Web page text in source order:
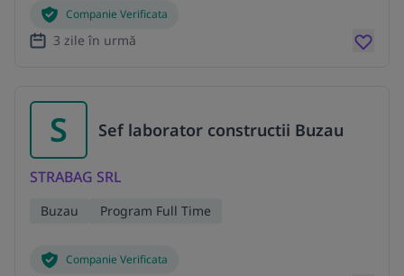
Companie Verificata
3 zile în urmă
S Sef laborator constructii Buzau
STRABAG SRL
Buzau Program Full Time
Companie Verificata